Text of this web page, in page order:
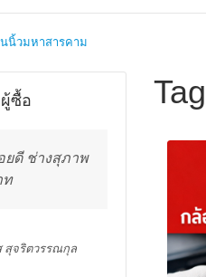
นิ้วมหาสารคาม
ซื้อ
ยดี ช่างสุภาพ
ท
สุจริตวรรณกุล